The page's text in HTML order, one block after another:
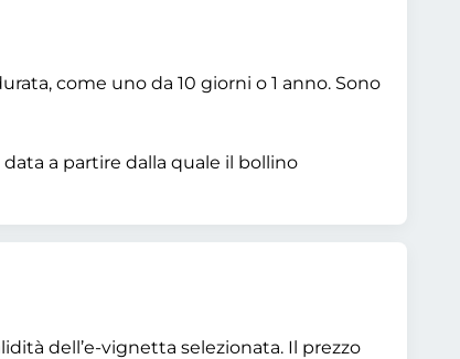
come uno da 10 giorni o 1 anno. Sono
a partire dalla quale il bollino
dell’e-vignetta selezionata. Il prezzo